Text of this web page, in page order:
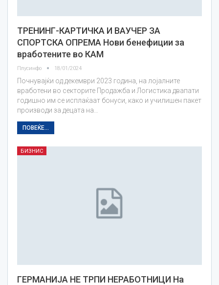
ТРЕНИНГ-КАРТИЧКА И ВАУЧЕР ЗА
СПОРТСКА ОПРЕМА Нови бенефиции за
вработените во КАМ
Плусинфо 18/01/2024
Почнувајќи од декември 2023 година, на лојалните
вработени во секторите Продажба и Логистика двапати
годишно им се исплаќаат бонуси, како и училишен пакет
производи за децата на…
ПОВЕЌЕ...
БИЗНИС
ГЕРМАНИЈА НЕ ТРПИ НЕРАБОТНИЦИ На